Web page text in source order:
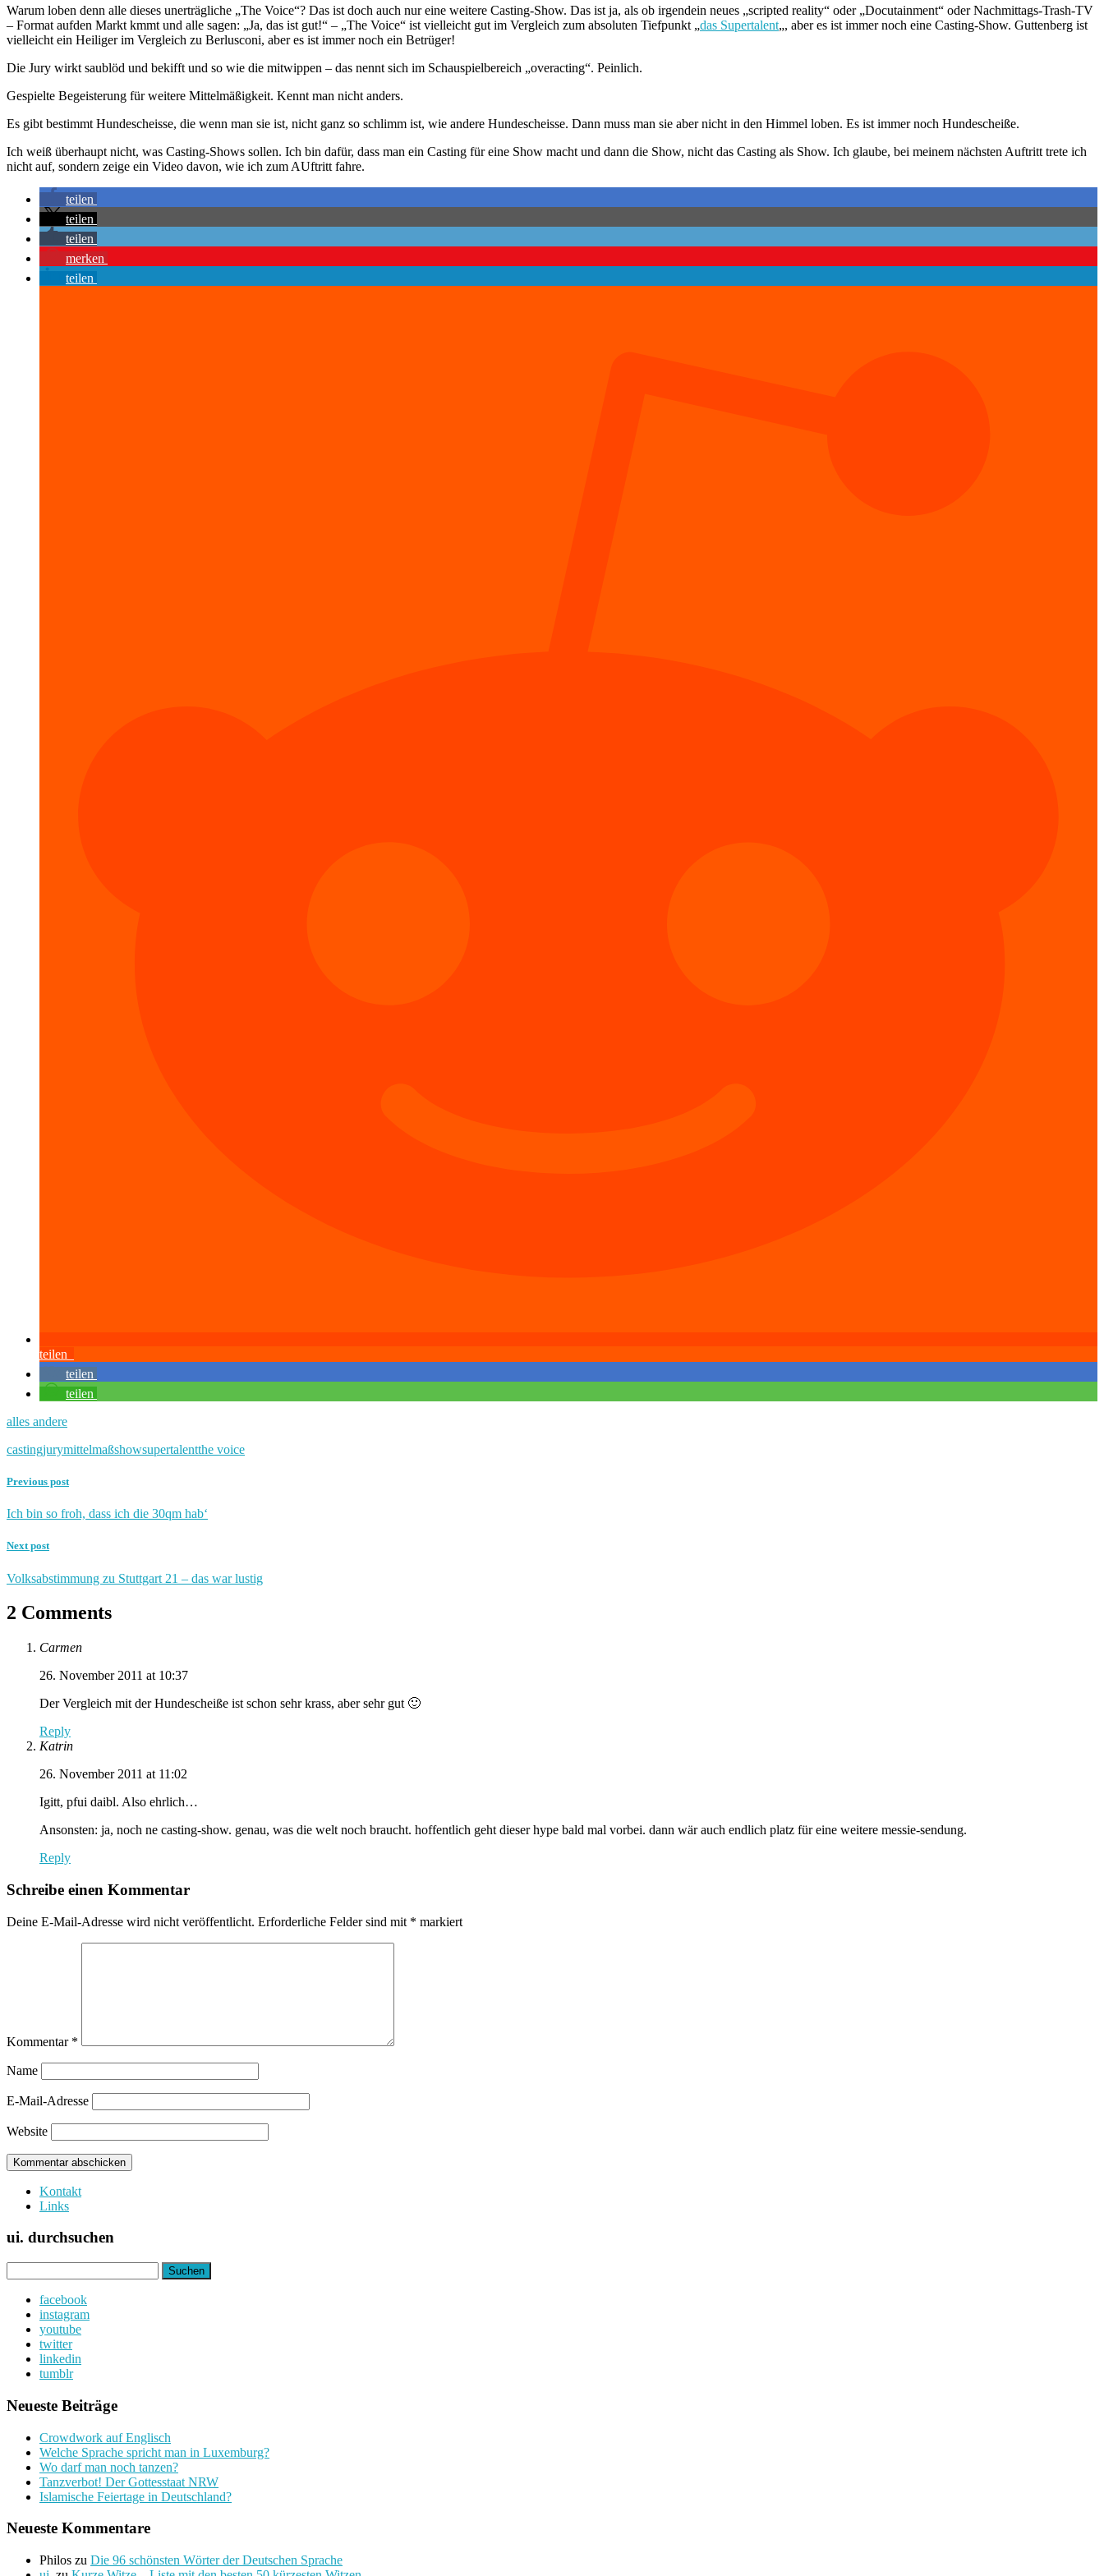
Warum loben denn alle dieses unerträgliche „The Voice“? Das ist doch auch nur eine weitere Casting-Show. Das ist ja, als ob irgendein neues „scripted reality“ oder „Docutainment“ oder Nachmittags-Trash-TV
– Format aufden Markt kmmt und alle sagen: „Ja, das ist gut!“ – „The Voice“ ist vielleicht gut im Vergleich zum absoluten Tiefpunkt „das Supertalent„, aber es ist immer noch eine Casting-Show. Guttenberg ist
vielleicht ein Heiliger im Vergleich zu Berlusconi, aber es ist immer noch ein Betrüger!
Die Jury wirkt saublöd und bekifft und so wie die mitwippen – das nennt sich im Schauspielbereich „overacting“. Peinlich.
Gespielte Begeisterung für weitere Mittelmäßigkeit. Kennt man nicht anders.
Es gibt bestimmt Hundescheisse, die wenn man sie ist, nicht ganz so schlimm ist, wie andere Hundescheisse. Dann muss man sie aber nicht in den Himmel loben. Es ist immer noch Hundescheiße.
Ich weiß überhaupt nicht, was Casting-Shows sollen. Ich bin dafür, dass man ein Casting für eine Show macht und dann die Show, nicht das Casting als Show. Ich glaube, bei meinem nächsten Auftritt trete ich
nicht auf, sondern zeige ein Video davon, wie ich zum AUftritt fahre.
teilen
teilen
teilen
merken
teilen
teilen
teilen
teilen
alles andere
castingjurymittelmaßshowsupertalentthe voice
Previous post
Ich bin so froh, dass ich die 30qm hab‘
Next post
Volksabstimmung zu Stuttgart 21 – das war lustig
2 Comments
Carmen
26. November 2011 at 10:37
Der Vergleich mit der Hundescheiße ist schon sehr krass, aber sehr gut 🙂
Reply
Katrin
26. November 2011 at 11:02
Igitt, pfui daibl. Also ehrlich…
Ansonsten: ja, noch ne casting-show. genau, was die welt noch braucht. hoffentlich geht dieser hype bald mal vorbei. dann wär auch endlich platz für eine weitere messie-sendung.
Reply
Schreibe einen Kommentar
Deine E-Mail-Adresse wird nicht veröffentlicht. Erforderliche Felder sind mit * markiert
Kommentar *
Name
E-Mail-Adresse
Website
Kontakt
Links
ui. durchsuchen
nach:
facebook
instagram
youtube
twitter
linkedin
tumblr
Neueste Beiträge
Crowdwork auf Englisch
Welche Sprache spricht man in Luxemburg?
Wo darf man noch tanzen?
Tanzverbot! Der Gottesstaat NRW
Islamische Feiertage in Deutschland?
Neueste Kommentare
Philos zu Die 96 schönsten Wörter der Deutschen Sprache